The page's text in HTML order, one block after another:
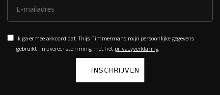
Ik ga ermee akkoord dat Thijs Timmermans mijn persoonlijke gegevens
gebruikt, in overeenstemming met het privacyverklaring